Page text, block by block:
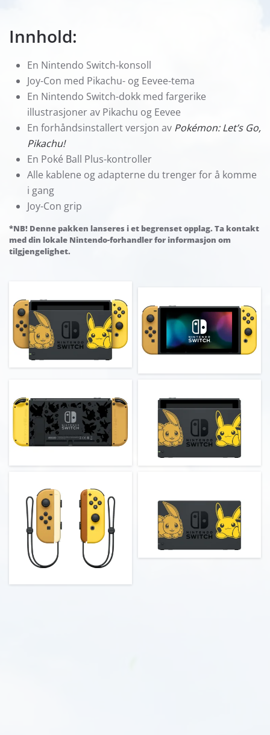
Innhold:
En Nintendo Switch-konsoll
Joy-Con med Pikachu- og Eevee-tema
En Nintendo Switch-dokk med fargerike
illustrasjoner av Pikachu og Eevee
En forhåndsinstallert versjon av Pokémon: Let’s Go,
Pikachu!
En Poké Ball Plus-kontroller
Alle kablene og adapterne du trenger for å komme
i gang
Joy-Con grip
*NB! Denne pakken lanseres i et begrenset opplag. Ta kontakt
med din lokale Nintendo-forhandler for informasjon om
tilgjengelighet.